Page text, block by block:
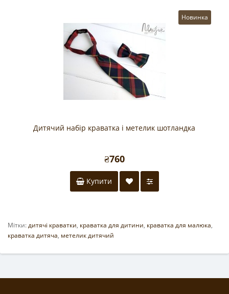
Новинка
Дитячий набір краватка і метелик шотландка
₴760
Купити
Мітки:дитячі краватки, краватка для дитини, краватка для малюка,
краватка дитяча, метелик дитячий